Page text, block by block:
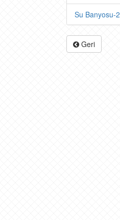
Su Banyosu-2
Geri